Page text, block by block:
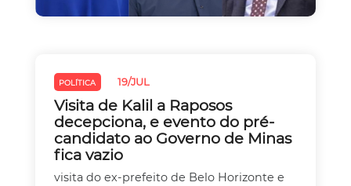
POLÍTICA 19/JUL
Visita de Kalil a Raposos
decepciona, e evento do pré-
candidato ao Governo de Minas
fica vazio
visita do ex-prefeito de Belo Horizonte e